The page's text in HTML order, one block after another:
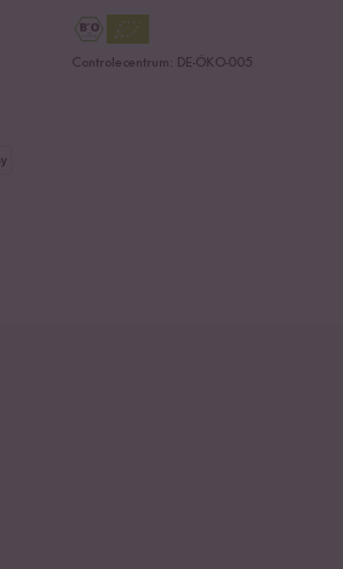
Controlecentrum: DE-ÖKO-005